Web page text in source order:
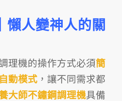
懶人變神人的關
理機的操作方式必須簡
自動模式 ，讓不同需求都
大師不鏽鋼調理機具備